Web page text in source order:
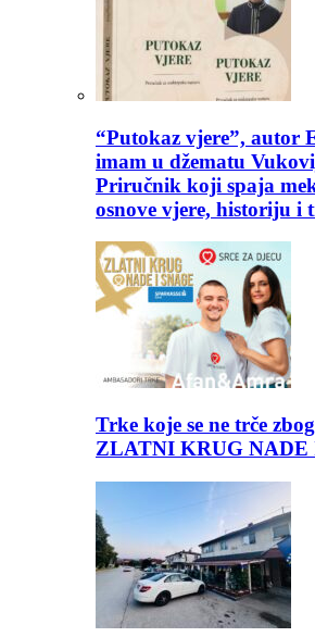
“Putokaz vjere”, autor
imam u džematu
Priručnik koji spaja
osnove vjere, historiju i
Trke koje se ne trče
ZLATNI KRUG NADE